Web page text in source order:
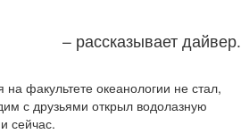
– рассказывает дайвер.
факультете океанологии не стал,
с друзьями открыл водолазную
сейчас.